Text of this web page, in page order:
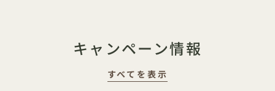
キャンペーン情報
すべてを表示